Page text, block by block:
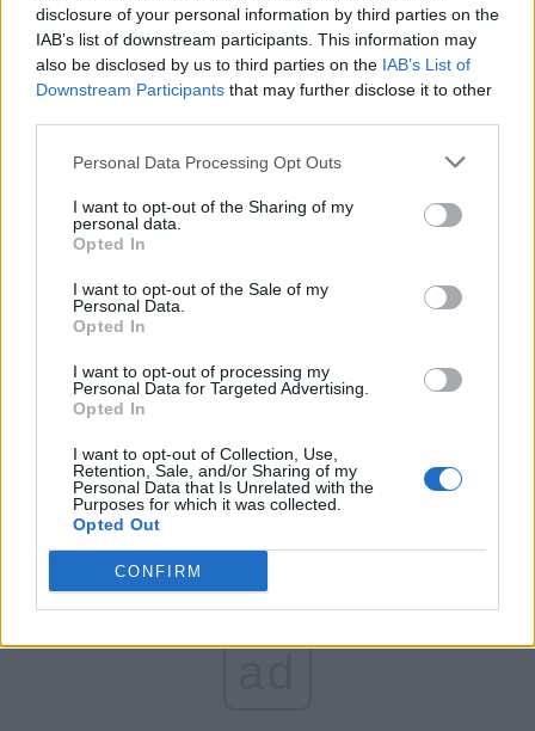
disclosure of your personal information by third parties on the
IAB’s list of downstream participants. This information may
also be disclosed by us to third parties on the IAB’s List of
Downstream Participants that may further disclose it to other
Personal Data Processing Opt Outs
I want to opt-out of the Sharing of my
personal data.
Opted In
I want to opt-out of the Sale of my
Personal Data.
Opted In
I want to opt-out of processing my
Personal Data for Targeted Advertising.
Opted In
I want to opt-out of Collection, Use,
Retention, Sale, and/or Sharing of my
Personal Data that Is Unrelated with the
Purposes for which it was collected.
Opted Out
CONFIRM
PDF (Lazarus)
PUSL (D. Voiculescu)
PNȚCD (Pavelescu)
PNCR (Terheș)
Partidul Patrioților (Surugiu)
România pe Primul Loc (Ponta)
Arhiva sondajelor